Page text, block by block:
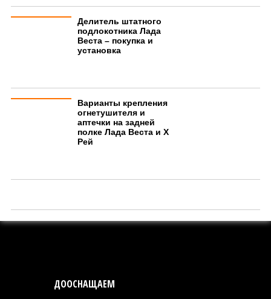
Делитель штатного
подлокотника Лада
Веста – покупка и
установка
Варианты крепления
огнетушителя и
аптечки на задней
полке Лада Веста и Х
Рей
ДООСНАЩАЕМ